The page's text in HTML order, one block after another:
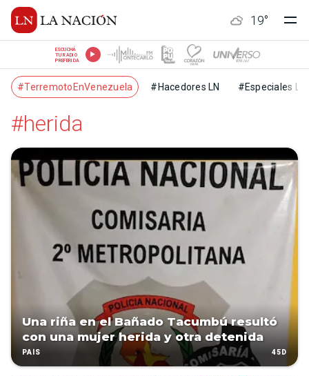
19°
ESCUCHÁ
TU RADIO
PREFERIDA
#TerremotoEnVenezuela #Hacedores LN #Especiales LN
#herida
Una riña en el Bañado Tacumbú resultó
con una mujer herida y otra detenida
PAÍS 45D